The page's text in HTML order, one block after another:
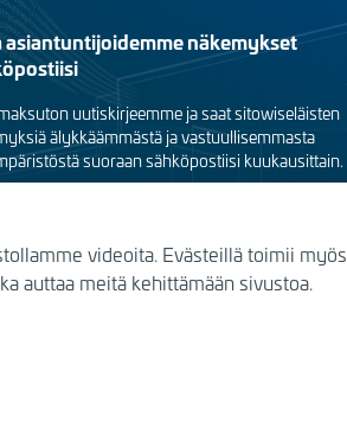
asiantuntijoidemme näkemykset
uutiskirjeemme ja saat sitowiseläisten
älykkäämmästä ja vastuullisemmasta
suoraan sähköpostiisi kuukausittain.
videoita. Evästeillä toimii myös
auttaa meitä kehittämään sivustoa.